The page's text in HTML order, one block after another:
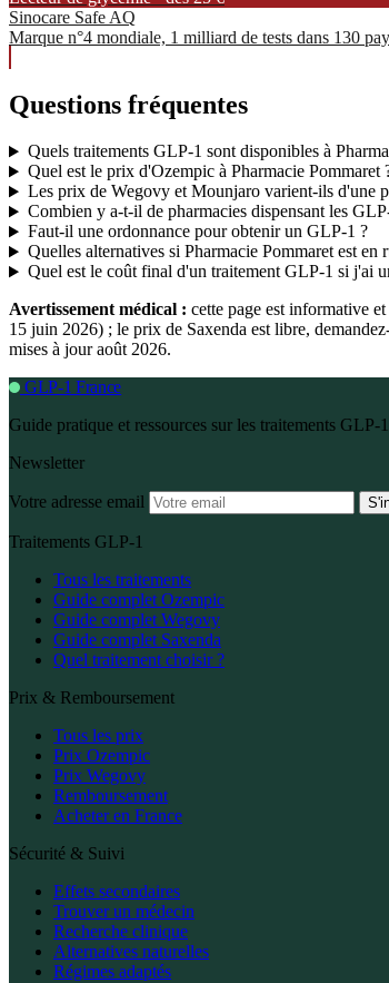
Sinocare Safe AQ
Marque n°4 mondiale, 1 milliard de tests dans 130
Questions fréquentes
Quels traitements GLP-1 sont disponibles à
Quel est le prix d'Ozempic à Pharmacie Pommaret
Les prix de Wegovy et Mounjaro varient-ils d'une
Combien y a-t-il de pharmacies dispensant les
Faut-il une ordonnance pour obtenir un GLP-1 ?
Quelles alternatives si Pharmacie Pommaret est en
Quel est le coût final d'un traitement GLP-1 si j'ai
Avertissement médical : cette page est informative
15 juin 2026) ; le prix de Saxenda est libre,
mises à jour août 2026.
GLP-1 France
Guide pratique et ressources sur les traitements GLP-
Newsletter
Votre adresse email
Traitements GLP-1
Tous les traitements
Guide complet Ozempic
Guide complet Wegovy
Guide complet Saxenda
Quel traitement choisir ?
Prix & Remboursement
Tous les prix
Prix Ozempic
Prix Wegovy
Remboursement
Acheter en France
Sécurité & Suivi
Effets secondaires
Trouver un médecin
Recherche clinique
Alternatives naturelles
Régimes adaptés